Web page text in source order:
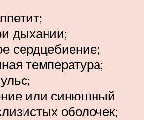
дыхании;
сердцебиение;
температура;
или синюшный
оболочек;